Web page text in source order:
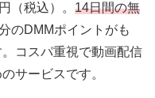
（税込）。 14日間の無
のDMMポイントがも
コスパ重視で動画配信
サービスです。